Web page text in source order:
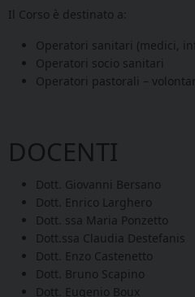
Il Corso è destinato a:
Operatori sanitari (medici,
Operatori socio sanitari
Operatori pastorali – volontari
DOCENTI
Dott. Giovanni Bersano
Dott. Enrico Larghero
Dott. ssa Maria Ponzetto
Dott.ssa Claudia Destefanis
Dott. Enzo Castenetto
Dott. Bruno Scapino
Dott. Eugenio Boux